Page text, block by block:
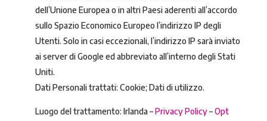
dell’Unione Europea o in altri Paesi aderenti all’accordo
sullo Spazio Economico Europeo l’indirizzo IP degli
Utenti. Solo in casi eccezionali, l’indirizzo IP sarà inviato
ai server di Google ed abbreviato all’interno degli Stati
Uniti.
Dati Personali trattati: Cookie; Dati di utilizzo.
Luogo del trattamento: Irlanda –Privacy Policy–Opt